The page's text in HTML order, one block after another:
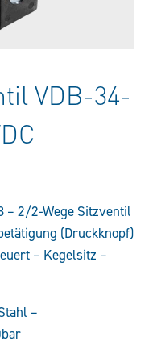
VDB-34-
– 2/2-Wege Sitzventil
(Druckknopf)
– Kegelsitz –
–